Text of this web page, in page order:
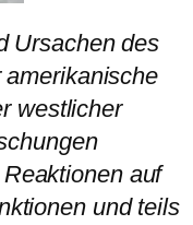
Ursachen des
westlicher
auf
und teils